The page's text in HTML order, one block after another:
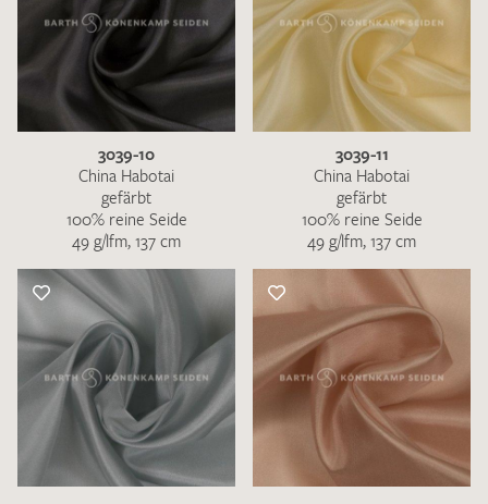
3039-10
China Habotai
gefärbt
100% reine Seide
49 g/lfm, 137 cm
3039-11
China Habotai
gefärbt
100% reine Seide
49 g/lfm, 137 cm